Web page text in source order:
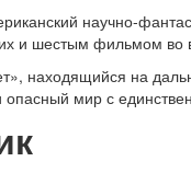
научно-
и шестым фильмом во
находящийся на
опасный мир с